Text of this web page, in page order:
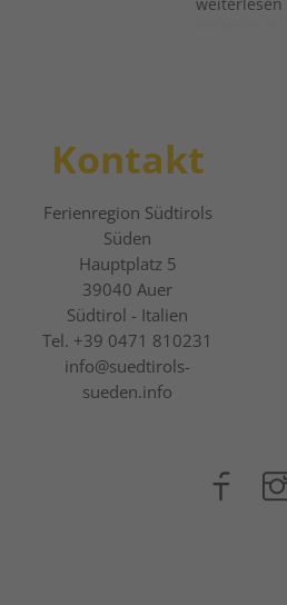
Kontakt
Ferienregion Südtirols
Süden
Hauptplatz 5
39040 Auer
Südtirol - Italien
Tel. +39 0471 810231
info@suedtirols-
sueden.info